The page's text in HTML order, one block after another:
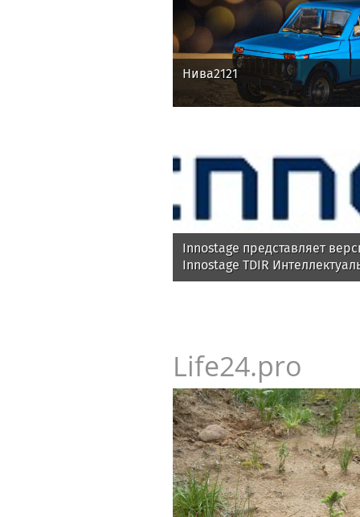
Нива2121
Innostage представляет
Innostage TDIR
автоматизация
Life24.pro